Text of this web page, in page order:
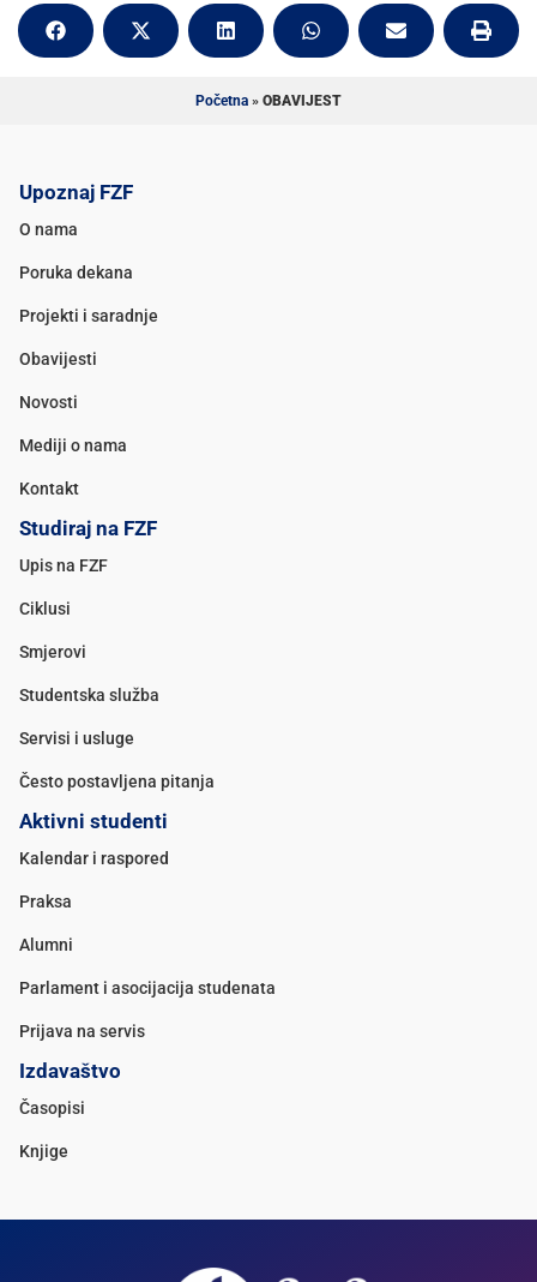
Početna » OBAVIJEST
Upoznaj FZF
O nama
Poruka dekana
Projekti i saradnje
Obavijesti
Novosti
Mediji o nama
Kontakt
Studiraj na FZF
Upis na FZF
Ciklusi
Smjerovi
Studentska služba
Servisi i usluge
Često postavljena pitanja
Aktivni studenti
Kalendar i raspored
Praksa
Alumni
Parlament i asocijacija studenata
Prijava na servis
Izdavaštvo
Časopisi
Knjige